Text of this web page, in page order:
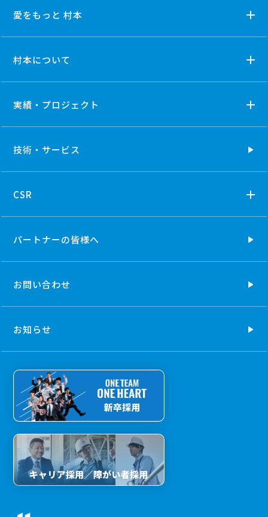
愛をもっと 村本
村本について
実績・プロジェクト
技術・ サービス
CSR
パートナーの皆様へ
お問い合わせ
お知らせ